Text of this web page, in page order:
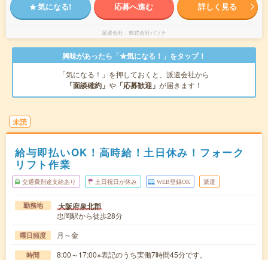
気になる! 応募へ進む 詳しく見る
派遣会社 株式会社パソナ
興味があったら「★気になる！」をタップ！
「気になる！」を押しておくと、派遣会社から
「面談確約」 や 「応募歓迎」 が届きます！
未読
給与即払いOK！高時給！土日休み！フォーク
リフト作業
交通費別途支給あり 土日祝日が休み WEB登録OK 派遣
勤務地 大阪府泉北郡
忠岡駅から徒歩28分
曜日頻度 月～金
時間 8:00～17:00※表記のうち実働7時間45分です。